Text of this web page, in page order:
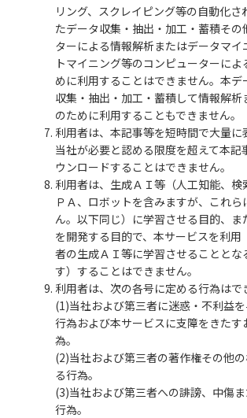
リング、スクレイピング等の自動化さ
たデータ収集・抽出・加工・蓄積その
ターによる情報解析またはデータマイ
トマイニング等のコンピューターによ
めに利用することはできません。本デ
収集・抽出・加工・蓄積して情報解析
のために利用することもできません。
7. 利用者は、本記事等を短時間で大量
当社が必要と認める限度を超えて本記
ウンロードすることはできません。
8. 利用者は、生成ＡＩ等（人工知能、検
ＰＡ、ロボットを含みますが、これら
ん。以下同じ）に学習させる目的、ま
を開発する目的で、本サービスを利用
者の生成ＡＩ等に学習させることとな
す）することはできません。
9. 利用者は、次の各号に定める行為はで
(1)当社および第三者に迷惑・不利益
行為および本サービスに支障をきたす
為。
(2)当社および第三者の著作権その他
る行為。
(3)当社および第三者への誹謗、中傷
行為。